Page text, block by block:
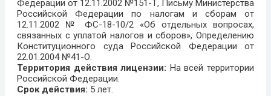
Федерации от 12.11.2002 №151-Т, Письму Министерства
Российской Федерации по налогам и сборам от
12.11.2002 № ФС-18-10/2 «Об отдельных вопросах,
связанных с уплатой налогов и сборов», Определению
Конституционного суда Российской Федерации от
22.01.2004 №41-О.
Территория действия лицензии: На всей территории
Российской Федерации.
Срок действия: 5 лет.